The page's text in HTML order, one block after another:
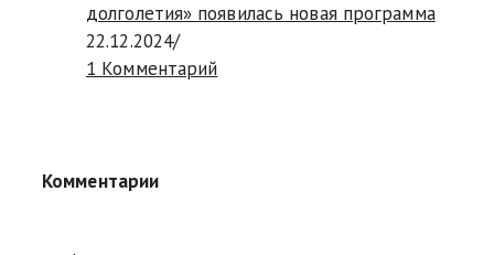
долголетия» появилась новая программа
22.12.2024/
1 Комментарий
Комментарии